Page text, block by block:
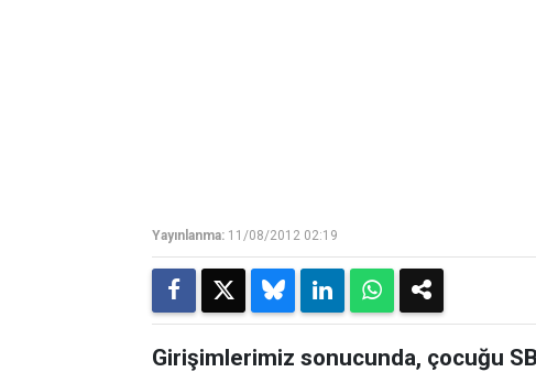
Yayınlanma: 11/08/2012 02:19
Girişimlerimiz sonucunda, çocuğu